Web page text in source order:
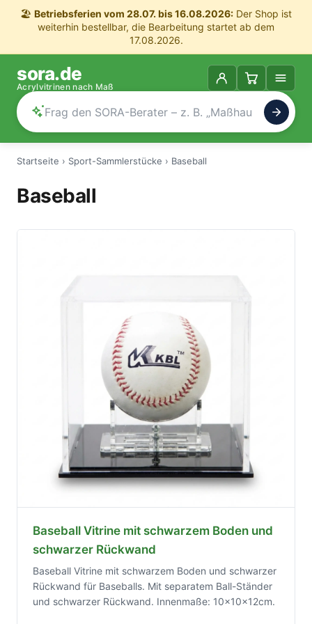
🏖️ Betriebsferien vom 28.07. bis 16.08.2026: Der Shop ist
weiterhin bestellbar, die Bearbeitung startet ab dem
17.08.2026.
sora.de
Acrylvitrinen nach Maß
Startseite › Sport-Sammlerstücke › Baseball
Baseball
Baseball Vitrine mit schwarzem Boden und
schwarzer Rückwand
Baseball Vitrine mit schwarzem Boden und schwarzer
Rückwand für Baseballs. Mit separatem Ball-Ständer
und schwarzer Rückwand. Innenmaße: 10x10x12cm.